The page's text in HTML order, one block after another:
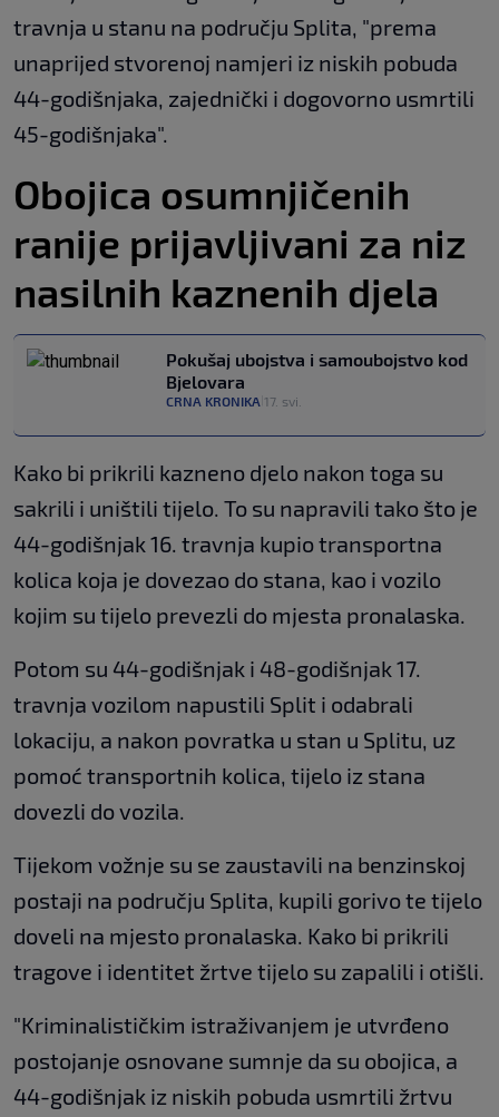
travnja u stanu na području Splita, "prema
unaprijed stvorenoj namjeri iz niskih pobuda
44-godišnjaka, zajednički i dogovorno usmrtili
45-godišnjaka​".
Obojica osumnjičenih
ranije prijavljivani za niz
nasilnih kaznenih djela
Pokušaj ubojstva i samoubojstvo kod
Bjelovara
CRNA KRONIKA 17. svi.
Kako bi prikrili kazneno djelo nakon toga su
sakrili i uništili tijelo​. To su napravili tako što je
44-godišnjak 16. travnja kupio transportna
kolica koja je dovezao do stana, kao i vozilo
kojim su tijelo prevezli do mjesta pronalaska.
​Potom su 44-godišnjak i 48-godišnjak ​17.
travnja vozilom napustili Split i odabrali
lokaciju, a nakon povratka u stan u Splitu, ​uz
pomoć transportn​ih kolica, tijelo iz stana
dovezli do vozila.
Tijekom vožnje ​su se zaustavili na benzinskoj
postaji​ na području Splita, kup​ili gorivo ​te tijelo
doveli na mjesto pronalaska​. Kako bi prikrili
tragove i identitet žrtve tijelo su zapalili i otišli.
​"Kriminalističkim istraživanjem ​je utvrđen​o
postojanje osnovane sumnje da su ​obojica, a
44-godišnjak iz niskih pobuda usmrtili žrtvu